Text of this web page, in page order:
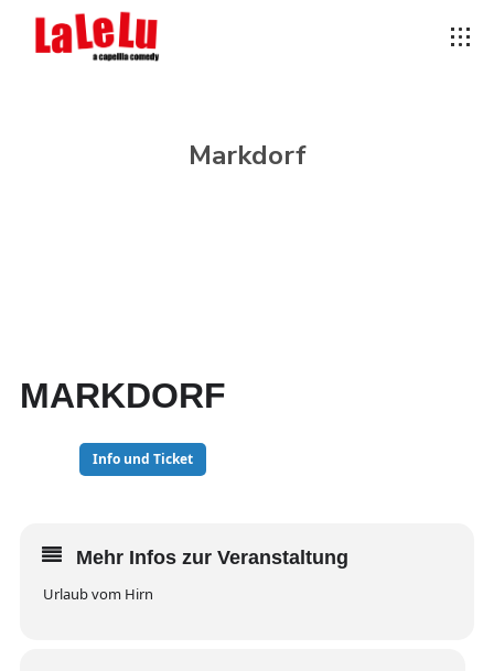
Markdorf
MARKDORF
Info und Ticket
Mehr Infos zur Veranstaltung
Urlaub vom Hirn